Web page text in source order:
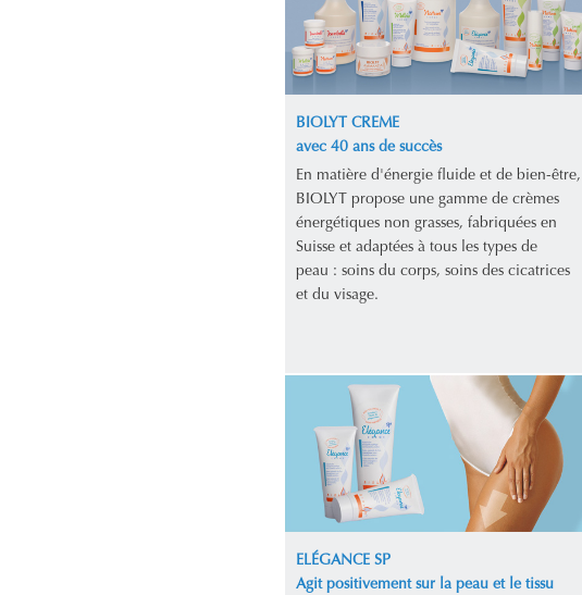
BIOLYT CREME
avec 40 ans de succès
En matière d'énergie fluide et de bien-être,
BIOLYT propose une gamme de crèmes
énergétiques non grasses, fabriquées en
Suisse et adaptées à tous les types de
peau : soins du corps, soins des cicatrices
et du visage.
ELÉGANCE SP
Agit positivement sur la peau et le tissu